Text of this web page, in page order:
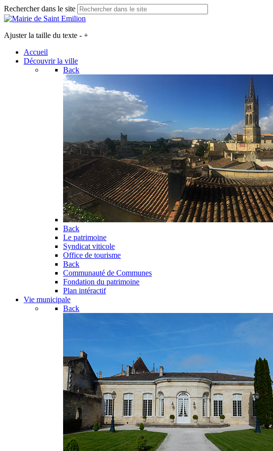
Rechercher dans le site
Ajuster la taille du texte - +
Accueil
Découvrir la ville
Back
Back
Le patrimoine
Syndicat viticole
Office de tourisme
Back
Communauté de Communes
Fondation du patrimoine
Plan intéractif
Vie municipale
Back